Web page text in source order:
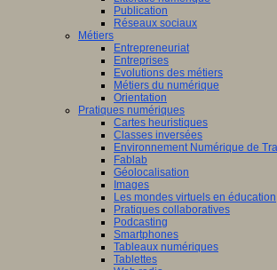
Publication
Réseaux sociaux
Métiers
Entrepreneuriat
Entreprises
Evolutions des métiers
Métiers du numérique
Orientation
Pratiques numériques
Cartes heuristiques
Classes inversées
Environnement Numérique de
Fablab
Géolocalisation
Images
Les mondes virtuels en éducation
Pratiques collaboratives
Podcasting
Smartphones
Tableaux numériques
Tablettes